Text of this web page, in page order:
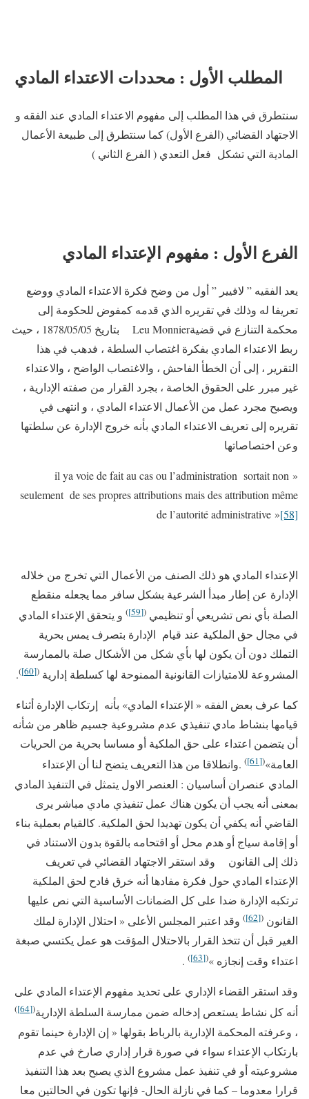
المطلب الأول : محددات الاعتداء المادي
سنتطرق في هذا المطلب إلى مفهوم الاعتداء المادي عند الفقه و
الاجتهاد القضائي (الفرع الأول) كما سنتطرق إلى طبيعة الأعمال
المادية التي تشكل فعل التعدي ( الفرع الثاني )
الفرع الأول : مفهوم الإعتداء المادي
يعد الفقيه ” لافيير ” أول من وضح فكرة الاعتداء المادي ووضع
تعريفا له وذلك في تقريره الذي قدمه كمفوض للحكومة إلى
محكمة التنازع في قضيةLeu Monnier بتاريخ 1878/05/05 ، حيث
ربط الاعتداء المادي بفكرة اغتصاب السلطة ، فدهب في هذا
التقرير ، إلى أن الخطأ الفاحش ، والاغتصاب الواضح ، والاعتداء
غير مبرر على الحقوق الخاصة ، بجرد القرار من صفته الإدارية ،
ويصبح مجرد عمل من الأعمال الاعتداء المادي ، و انتهى في
تقريره إلى تعريف الاعتداء المادي بأنه خروج الإدارة عن سلطتها
وعن اختصاصاتها
« il ya voie de fait au cas ou l’administration sortait non
seulement de ses propres attributions mais des attribution même
de l’autorité administrative »[58]
الإعتداء المادي هو ذلك الصنف من الأعمال التي تخرج من خلاله
الإدارة عن إطار مبدأ الشرعية بشكل سافر مما يجعله منقطع
الصلة بأي نص تشريعي أو تنظيمي (
[59]
) و يتحقق الإعتداء المادي
في مجال حق الملكية عند قيام الإدارة بتصرف يمس بحرية
التملك دون أن يكون لها بأي شكل من الأشكال صلة بالممارسة
المشروعة للامتيازات القانونية الممنوحة لها كسلطة إدارية (
[60]
)
.
كما عرف بعض الفقه « الإعتداء المادي» بأنه إرتكاب الإدارة أثناء
قيامها بنشاط مادي تنفيذي عدم مشروعية جسيم ظاهر من شأنه
أن يتضمن اعتداء على حق الملكية أو مساسا بحرية من الحريات
العامة»(
[61]
) .وانطلاقا من هذا التعريف يتضح لنا أن الإعتداء
المادي عنصران أساسيان : العنصر الاول يتمثل في التنفيذ المادي
بمعنى أنه يجب أن يكون هناك عمل تنفيذي مادي مباشر يرى
القاضي أنه يكفي أن يكون تهديدا لحق الملكية. كالقيام بعملية بناء
أو إقامة سياج أو هدم محل أو اقتحامه بالقوة بدون الاستناد في
ذلك إلى القانون وقد استقر الاجتهاد القضائي في تعريف
الإعتداء المادي حول فكرة مفادها أنه خرق فادح لحق الملكية
ترتكبه الإدارة ضدا على كل الضمانات الأساسية التي نص عليها
القانون (
[62]
) وقد اعتبر المجلس الأعلى « احتلال الإدارة لملك
الغير قبل أن تتخذ القرار بالاحتلال المؤقت هو عمل يكتسي صبغة
اعتداء وقت إنجازه »(
[63]
)
.
وقد استقر القضاء الإداري على تحديد مفهوم الإعتداء المادي على
أنه كل نشاط يستعص إدخاله ضمن ممارسة السلطة الإدارية(
[64]
)
، وعرفته المحكمة الإدارية بالرباط بقولها « إن الإدارة حينما تقوم
بارتكاب الإعتداء سواء في صورة قرار إداري صارخ في عدم
مشروعيته أو في تنفيذ عمل مشروع الذي يصبح بعد هذا التنفيذ
قرارا معدوما – كما في نازلة الحال- فإنها تكون في الحالتين معا